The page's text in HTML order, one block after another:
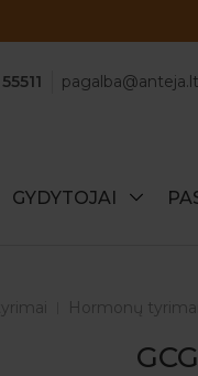
pagalba@anteja.lt
GYDYTOJAI
Hormonų tyrimai